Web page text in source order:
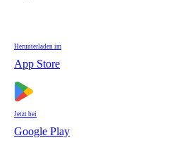
Herunterladen im
App Store
Jetzt bei
Google Play